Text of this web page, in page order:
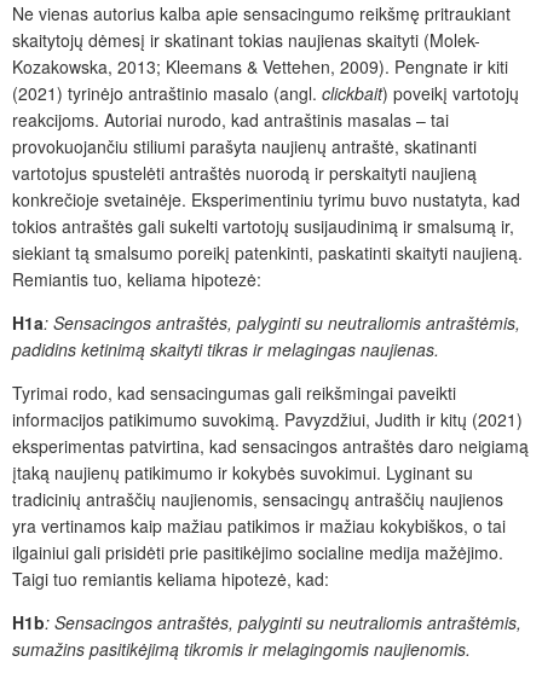
Ne vienas autorius kalba apie sensacingumo reikšmę pritraukiant
skaitytojų dėmesį ir skatinant tokias naujienas skaityti (Molek-
Kozakowska, 2013; Kleemans & Vettehen, 2009). Pengnate ir kiti
(2021) tyrinėjo antraštinio masalo (angl. clickbait) poveikį vartotojų
reakcijoms. Autoriai nurodo, kad antraštinis masalas – tai
provokuojančiu stiliumi parašyta naujienų antraštė, skatinanti
vartotojus spustelėti antraštės nuorodą ir perskaityti naujieną
konkrečioje svetainėje. Eksperimentiniu tyrimu buvo nustatyta, kad
tokios antraštės gali sukelti vartotojų susijaudinimą ir smalsumą ir,
siekiant tą smalsumo poreikį patenkinti, paskatinti skaityti naujieną.
Remiantis tuo, keliama hipotezė:
H1a: Sensacingos antraštės, palyginti su neutraliomis antraštėmis,
padidins ketinimą skaityti tikras ir melagingas naujienas.
Tyrimai rodo, kad sensacingumas gali reikšmingai paveikti
informacijos patikimumo suvokimą. Pavyzdžiui, Judith ir kitų (2021)
eksperimentas patvirtina, kad sensacingos antraštės daro neigiamą
įtaką naujienų patikimumo ir kokybės suvokimui. Lyginant su
tradicinių antraščių naujienomis, sensacingų antraščių naujienos
yra vertinamos kaip mažiau patikimos ir mažiau kokybiškos, o tai
ilgainiui gali prisidėti prie pasitikėjimo socialine medija mažėjimo.
Taigi tuo remiantis keliama hipotezė, kad:
H1b: Sensacingos antraštės, palyginti su neutraliomis antraštėmis,
sumažins pasitikėjimą tikromis ir melagingomis naujienomis.